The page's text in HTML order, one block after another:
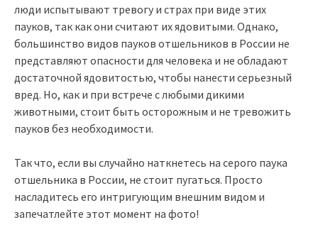
люди испытывают тревогу и страх при виде этих
пауков, так как они считают их ядовитыми. Однако,
большинство видов пауков отшельников в России не
представляют опасности для человека и не обладают
достаточной ядовитостью, чтобы нанести серьезный
вред. Но, как и при встрече с любыми дикими
животными, стоит быть осторожным и не тревожить
пауков без необходимости.
Так что, если вы случайно наткнетесь на серого паука
отшельника в России, не стоит пугаться. Просто
насладитесь его интригующим внешним видом и
запечатлейте этот момент на фото!